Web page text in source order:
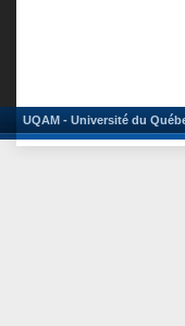
UQAM - Université du